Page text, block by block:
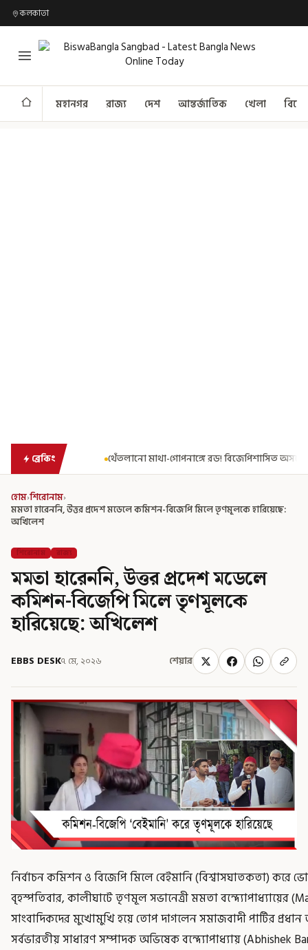
কলকাতা
মহানগর রাজ্য দেশ আন্তর্জাতিক খেলা
ব্রেকিংরড! বিজেপিশাসিত অসমে নাবালিকার নৃশংস পরিণতি ব্রড
হোম›শিরোনাম›
মমতা হারেননি, উত্তর প্রদেশ মডেলে কমিশন-বিজেপি মিলে তৃণমূলকে হারিয়েছে:
অখিলেশ
শিরোনাম রাজ্য
মমতা হারেননি, উত্তর প্রদেশ মডেলে
কমিশন-বিজেপি মিলে তৃণমূলকে
হারিয়েছে: অখিলেশ
EBBS DESK৭ মে, ২০২৬ শেয়ার
নির্বাচন কমিশন ও বিজেপি মিলে বেইমানি (বিশ্বাসঘাতকতা) করে
বৃহস্পতিবার, কালীঘাটে তৃণমূল সভানেত্রী মমতা বন্দ্যোপাধ্যায়ের
সাংবাদিকদের মুখোমুখি হয়ে তোপ দাগলেন সমাজবাদী পার্টির
সর্বভারতীয় সাধারণ সম্পাদক অভিষেক বন্দ্যোপাধ্যায় (Abhishek